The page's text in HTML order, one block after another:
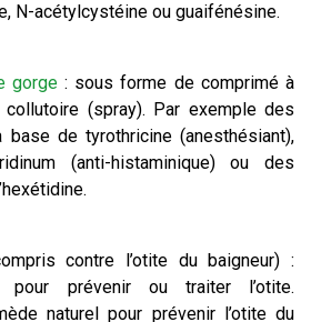
N-acétylcystéine ou guaifénésine.
gorge: sous forme de comprimé à
collutoire (spray). Par exemple des
de tyrothricine (anesthésiant),
(anti-histaminique) ou des
contre l’otite du baigneur) :
pour prévenir ou traiter l’otite.
naturel pour prévenir l’otite du